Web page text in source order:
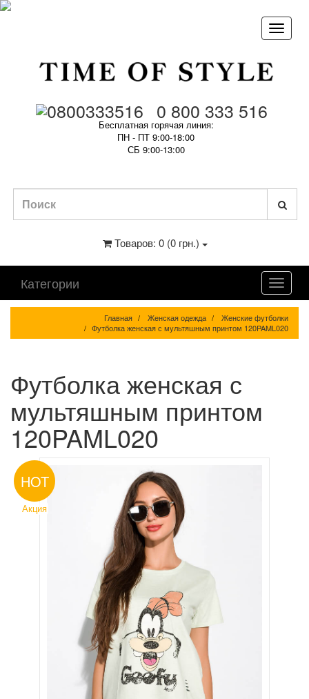
0 800 333 516
Бесплатная горячая линия:
ПН - ПТ 9:00-18:00
СБ 9:00-13:00
Товаров: 0 (0 грн.)
Категории
Главная Женская одежда
Женские футболки
Футболка женская с мультяшным принтом 120PAML020
Футболка женская с
мультяшным принтом
120PAML020
HOT
Акция